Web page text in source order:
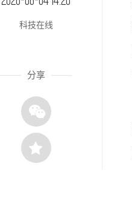
科技在线
分享